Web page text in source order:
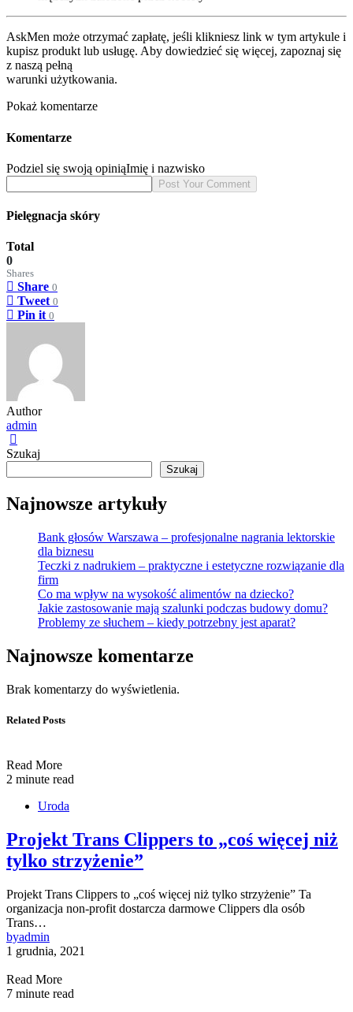
AskMen może otrzymać zapłatę, jeśli klikniesz link w tym artykule i
kupisz produkt lub usługę. Aby dowiedzieć się więcej, zapoznaj się
z naszą pełną
warunki użytkowania.
Pokaż komentarze
Komentarze
Podziel się swoją opiniąImię i nazwisko
Pielęgnacja skóry
Total
0
Shares
Share 0
Tweet 0
Pin it 0
Author
admin
Szukaj
Szukaj
Najnowsze artykuły
Bank głosów Warszawa – profesjonalne nagrania lektorskie
dla biznesu
Teczki z nadrukiem – praktyczne i estetyczne rozwiązanie dla
firm
Co ma wpływ na wysokość alimentów na dziecko?
Jakie zastosowanie mają szalunki podczas budowy domu?
Problemy ze słuchem – kiedy potrzebny jest aparat?
Najnowsze komentarze
Brak komentarzy do wyświetlenia.
Related Posts
Read More
2 minute read
Uroda
Projekt Trans Clippers to „coś więcej niż
tylko strzyżenie”
Projekt Trans Clippers to „coś więcej niż tylko strzyżenie” Ta
organizacja non-profit dostarcza darmowe Clippers dla osób
Trans…
byadmin
1 grudnia, 2021
Read More
7 minute read